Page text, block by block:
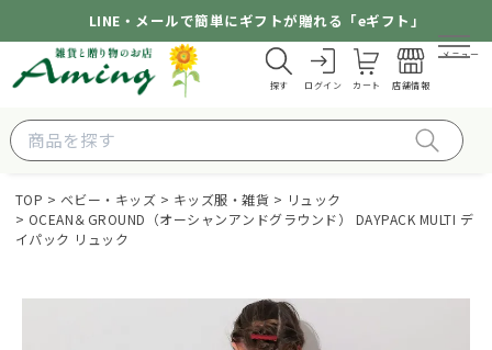
LINE・メールで簡単にギフトが贈れる「eギフト」
探す ログイン カート 店舗情報
メニュー
TOP ベビー・キッズ キッズ服・雑貨
リュック
OCEAN＆GROUND（オーシャンアンドグラウンド） DAYPACK MULTI デ
イパック リュック